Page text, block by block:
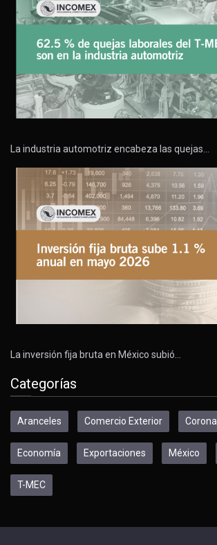
La industria automotriz encabeza las quejas…
La inversión fija bruta en México subió…
Categorías
Aranceles Comercio Exterior
Economía Exportaciones México
T-MEC